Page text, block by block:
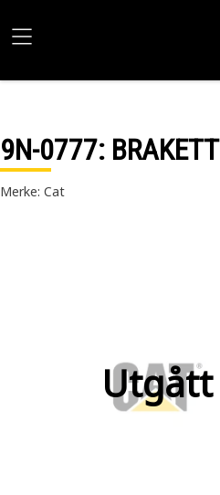
9N-0777: BRAKETT
Merke: Cat
Utgått